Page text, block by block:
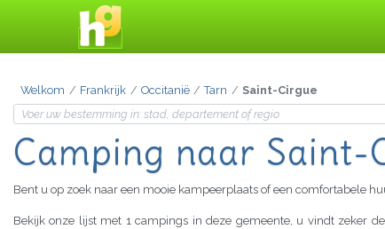
Welkom Frankrijk Occitanië Tarn Saint-Cirgue
Camping naar Saint-
Bent u op zoek naar een mooie kampeerplaats of een comfortabele
Bekijk onze lijst met 1 campings in deze gemeente, u vindt zeker